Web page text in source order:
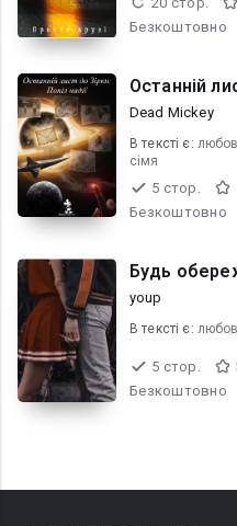
Безкоштовно
Останній
Dead Mickey
В текcті є: любов
сімя
5 стор.
Безкоштовно
Будь
youp
В текcті є: любов
5 стор.
Безкоштовно